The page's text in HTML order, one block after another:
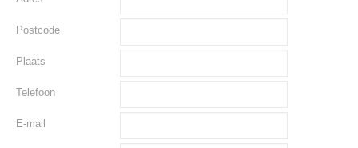
Postcode
Plaats
Telefoon
E-mail